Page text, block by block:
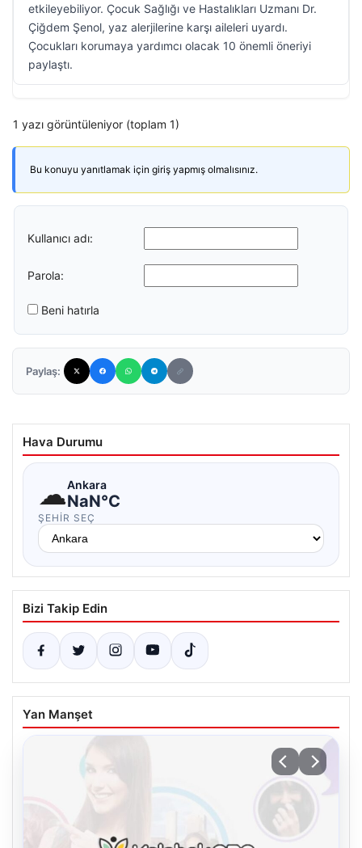
etkileyebiliyor. Çocuk Sağlığı ve Hastalıkları Uzmanı Dr.
Çiğdem Şenol, yaz alerjilerine karşı aileleri uyardı.
Çocukları korumaya yardımcı olacak 10 önemli öneriyi
paylaştı.
1 yazı görüntüleniyor (toplam 1)
Bu konuyu yanıtlamak için giriş yapmış olmalısınız.
Kullanıcı adı:
Parola:
Beni hatırla
Paylaş:
Hava Durumu
☁Ankara
NaN°C
ŞEHIR SEÇ
Bizi Takip Edin
Yan Manşet